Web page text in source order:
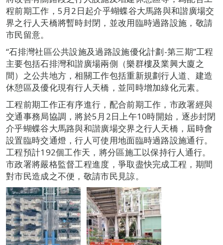
程前期工作，5月2日起介乎蝴蝶谷大馬路與和諧廣場交
界之行人天橋將暫時封閉，並改用臨時過路設施，敬請
市民留意。
“石排灣社區公共設施及過路設施優化計劃-第三期”工程
主要包括石排灣和諧廣場兩側（樂群樓及業興大廈之
間）之公共地方，相關工作包括重新規劃行人道、建造
休憩區及優化現有行人天橋，並同時增加綠化元素。
工程前期工作正有序進行，配合前期工作，市政署經與
交通事務局協調，將於5月2日上午10時開始，逐步封閉
介乎蝴蝶谷大馬路與和諧廣場交界之行人天橋，屆時會
設置臨時交通燈，行人可使用地面臨時過路設施通行。
工程預計192個工作天，將分區施工以保持行人通行。
市政署將嚴格監督工程進度，爭取盡快完成工程，期間
對市民造成之不便，敬請市民見諒。